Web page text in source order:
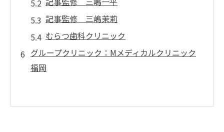
記事監修 三嶋茉莉
むらつ歯科クリニック
グループクリニック：Mメディカルクリニック
福岡